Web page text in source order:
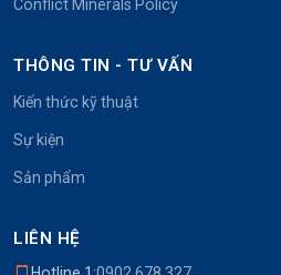
Conflict Minerals Policy
THÔNG TIN - TƯ VẤN
Kiến thức kỹ thuật
Sự kiện
Sản phẩm
LIÊN HỆ